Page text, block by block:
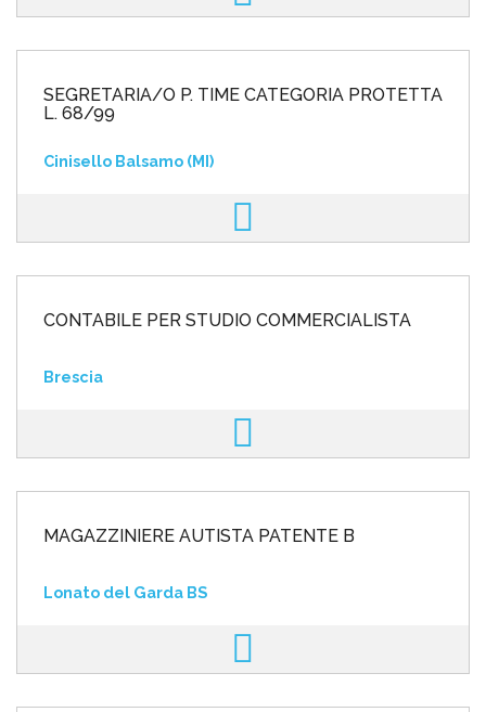
SEGRETARIA/O P. TIME CATEGORIA PROTETTA
L. 68/99
Cinisello Balsamo (MI)
CONTABILE PER STUDIO COMMERCIALISTA
Brescia
MAGAZZINIERE AUTISTA PATENTE B
Lonato del Garda BS